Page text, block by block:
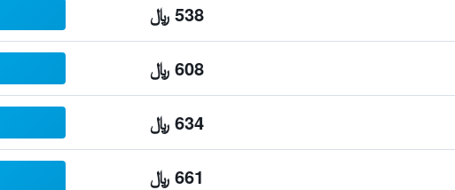
538 ﷼
608 ﷼
634 ﷼
661 ﷼